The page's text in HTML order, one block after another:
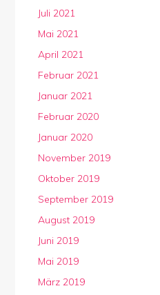
Juli 2021
Mai 2021
April 2021
Februar 2021
Januar 2021
Februar 2020
Januar 2020
November 2019
Oktober 2019
September 2019
August 2019
Juni 2019
Mai 2019
März 2019